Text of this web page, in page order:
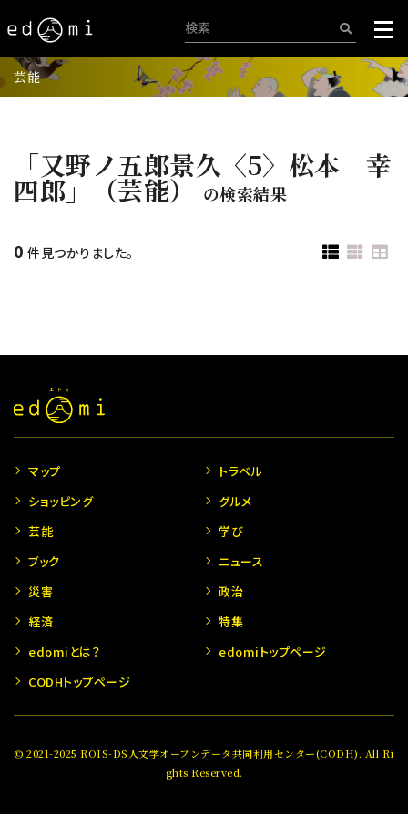
芸能
「又野ノ五郎景久〈5〉松本 幸
四郎」（芸能） の検索結果
0 件見つかりました。
マップ
トラベル
ショッピング
グルメ
芸能
学び
ブック
ニュース
災害
政治
経済
特集
edomiとは？
edomiトップページ
CODHトップページ
© 2021-2025 ROIS-DS人文学オープンデータ共同利用センター(CODH). All Ri
ghts Reserved.